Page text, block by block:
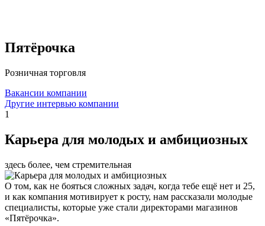
Пятёрочка
Розничная торговля
Вакансии компании
Другие интервью компании
1
Карьера для молодых и амбициозных
здесь более, чем стремительная
О том, как не бояться сложных задач, когда тебе ещё нет и 25,
и как компания мотивирует к росту, нам рассказали молодые
специалисты, которые уже стали директорами магазинов
«Пятёрочка».